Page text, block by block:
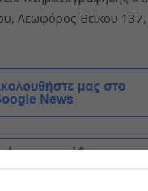
Λεωφόρος Βεϊκου 137,